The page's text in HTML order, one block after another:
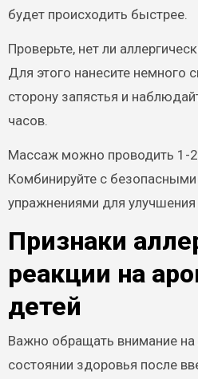
будет происходить быстрее.
Проверьте, нет ли
Для этого нанесите немного
сторону запястья и
часов.
Массаж можно проводить 1-2
Комбинируйте с
упражнениями для улучшения
Признаки
реакции на
детей
Важно обращать внимание
состоянии здоровья после